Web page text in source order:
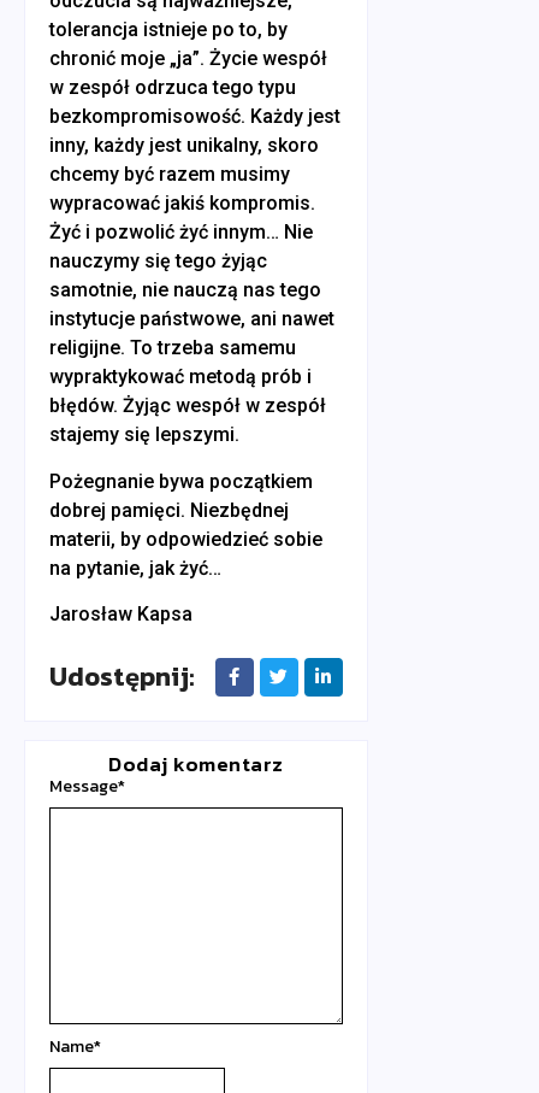
tolerancja istnieje po to, by
chronić moje „ja”. Życie wespół
w zespół odrzuca tego typu
bezkompromisowość. Każdy jest
inny, każdy jest unikalny, skoro
chcemy być razem musimy
wypracować jakiś kompromis.
Żyć i pozwolić żyć innym… Nie
nauczymy się tego żyjąc
samotnie, nie nauczą nas tego
instytucje państwowe, ani nawet
religijne. To trzeba samemu
wypraktykować metodą prób i
błędów. Żyjąc wespół w zespół
stajemy się lepszymi.
Pożegnanie bywa początkiem
dobrej pamięci. Niezbędnej
materii, by odpowiedzieć sobie
na pytanie, jak żyć…
Jarosław Kapsa
Udostępnij:
Dodaj komentarz
Message*
Name*